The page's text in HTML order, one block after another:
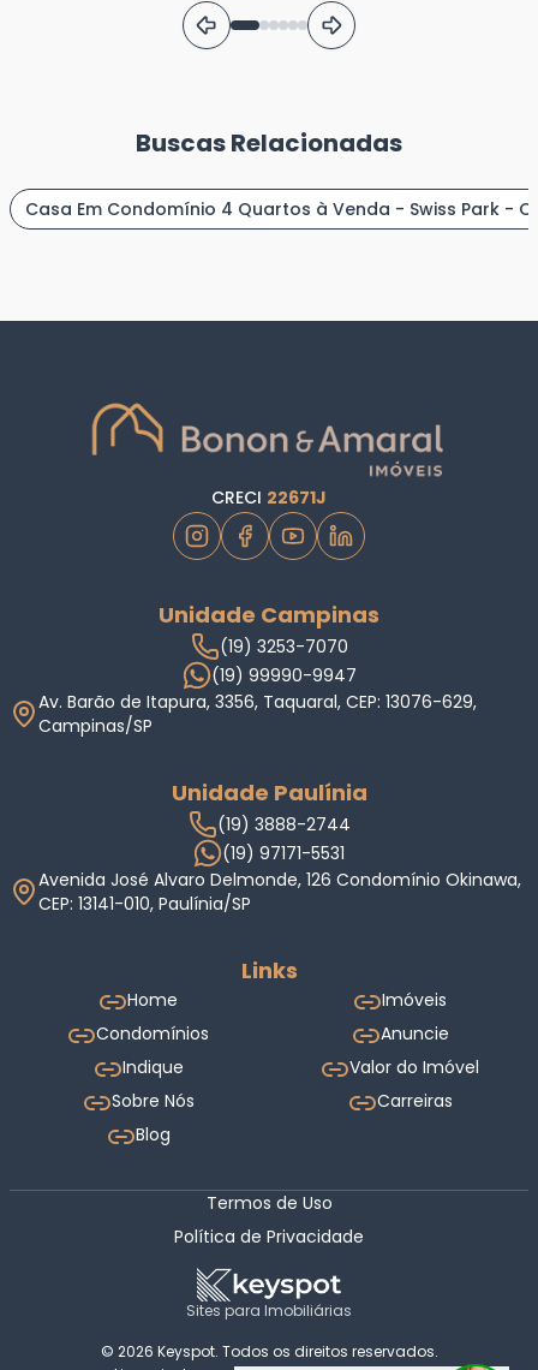
Buscas Relacionadas
Casa Em Condomínio 4 Quartos à Venda - Swiss Park -
CRECI 22671J
Unidade Campinas
(19) 3253-7070
(19) 99990-9947
Av. Barão de Itapura, 3356, Taquaral, CEP: 13076-629,
Campinas/SP
Unidade Paulínia
(19) 3888-2744
(19) 97171-5531
Avenida José Alvaro Delmonde, 126 Condomínio Okinawa,
CEP: 13141-010, Paulínia/SP
Links
Home
Imóveis
Condomínios
Anuncie
Indique
Valor do Imóvel
Sobre Nós
Carreiras
Blog
Termos de Uso
Política de Privacidade
Sites para Imobiliárias
© 2026 Keyspot. Todos os direitos reservados.